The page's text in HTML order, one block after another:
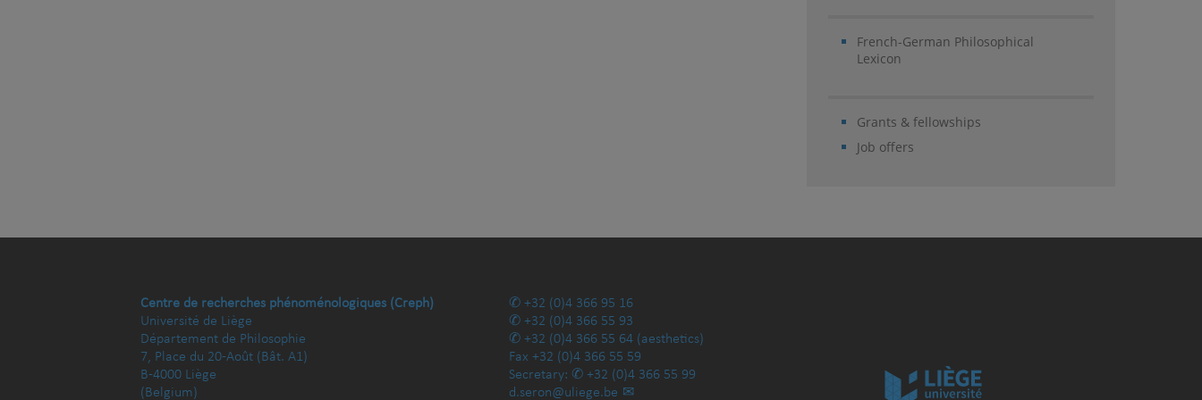
French-German Philosophical
Lexicon
Grants & fellowships
Job offers
Centre de recherches phénoménologiques (Creph)
Université de Liège
Département de Philosophie
7, Place du 20-Août (Bât. A1)
B-4000 Liège
(Belgium)
+32 (0)4 366 95 16
+32 (0)4 366 55 93
+32 (0)4 366 55 64 (aesthetics)
Fax +32 (0)4 366 55 59
Secretary:
+32 (0)4 366 55 99
d.seron@uliege.be